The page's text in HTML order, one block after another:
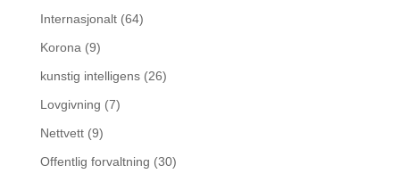
Internasjonalt(64)
Korona (9)
kunstig intelligens(26)
Lovgivning (7)
Nettvett(9)
Offentlig forvaltning (30)